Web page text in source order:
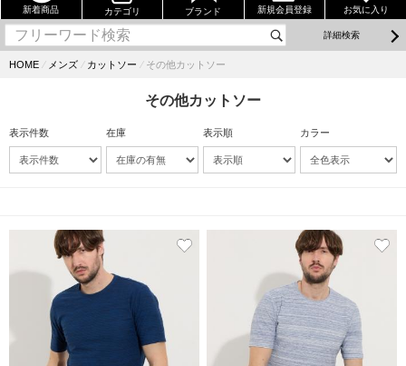
新着商品 カテゴリ ブランド 新規会員登録 お気に入り
詳細検索
HOME ⁄ メンズ ⁄ カットソー ⁄ その他カットソー
その他カットソー
表示件数 在庫 表示順 カラー